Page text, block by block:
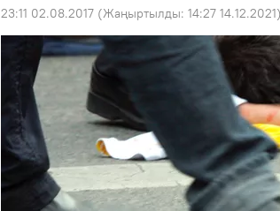
23:11 02.08.2017 (Жаңыртылды: 14:27 14.12.2021)